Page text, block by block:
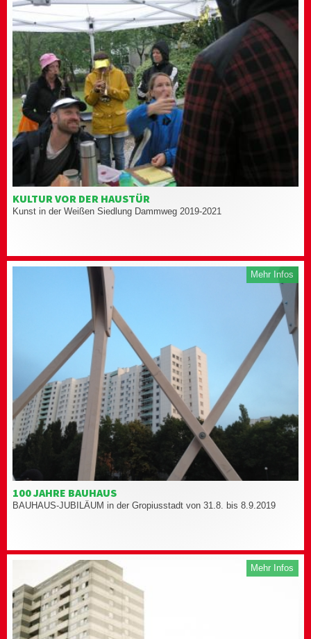
KULTUR VOR DER HAUSTÜR
Kunst in der Weißen Siedlung Dammweg 2019-2021
Mehr Infos
100 JAHRE BAUHAUS
BAUHAUS-JUBILÄUM in der Gropiusstadt von 31.8. bis 8.9.2019
Mehr Infos